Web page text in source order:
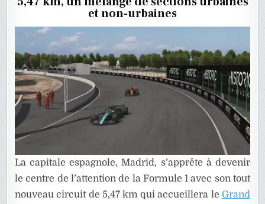
MADRID
et non-urbaines
La capitale espagnole, Madrid, s’apprête à devenir
le centre de l’attention de la Formule 1 avec son tout
nouveau circuit de 5,47 km qui accueillera le Grand